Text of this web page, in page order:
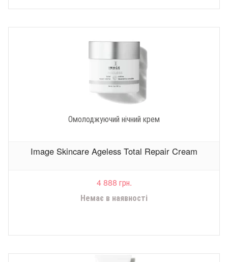
Омолоджуючий нічний крем
Image Skincare Ageless Total Repair Cream
4 888 грн.
Немає в наявності